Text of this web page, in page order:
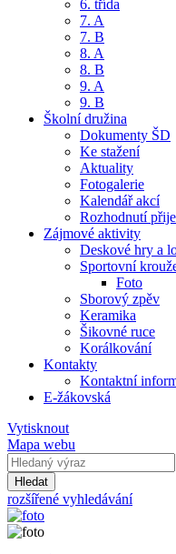
6. třída
7. A
7. B
8. A
8. B
9. A
9. B
Školní družina
Dokumenty ŠD
Ke stažení
Aktuality
Fotogalerie
Kalendář akcí
Rozhodnutí
Zájmové aktivity
Deskové hry a
Sportovní
Foto
Sborový zpěv
Keramika
Šikovné ruce
Korálkování
Kontakty
Kontaktní
E-žákovská
Vytisknout
Mapa webu
Hledat
rozšířené vyhledávání